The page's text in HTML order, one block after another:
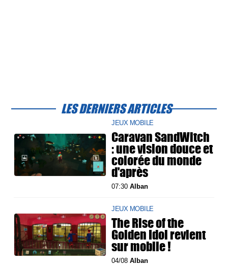
LES DERNIERS ARTICLES
JEUX MOBILE
Caravan SandWitch
: une vision douce et
colorée du monde
d'après
07:30Alban
JEUX MOBILE
The Rise of the
Golden Idol revient
sur mobile !
04/08Alban